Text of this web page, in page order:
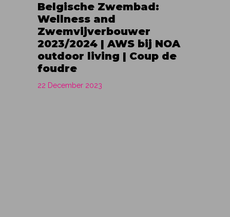
Belgische Zwembad:
Wellness and
Zwemvijverbouwer
2023/2024 | AWS bij NOA
outdoor living | Coup de
foudre
22 December 2023